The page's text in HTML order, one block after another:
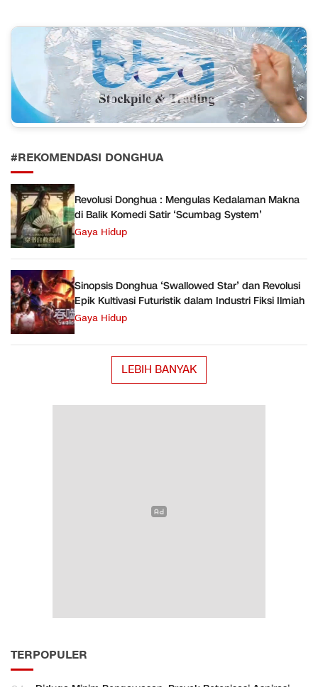
#REKOMENDASI DONGHUA
Revolusi Donghua : Mengulas Kedalaman Makna
di Balik Komedi Satir ‘Scumbag System’
Gaya Hidup
Sinopsis Donghua ‘Swallowed Star’ dan Revolusi
Epik Kultivasi Futuristik dalam Industri Fiksi Ilmiah
Gaya Hidup
LEBIH BANYAK
TERPOPULER